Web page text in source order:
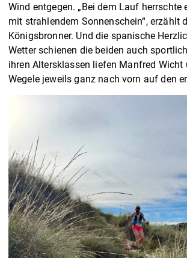
Wind entgegen. „Bei dem Lauf herrschte
mit strahlendem Sonnenschein“, erzählt
Königsbronner. Und die spanische
Wetter schienen die beiden auch
ihren Altersklassen liefen Manfred Wicht
Wegele jeweils ganz nach vorn auf den